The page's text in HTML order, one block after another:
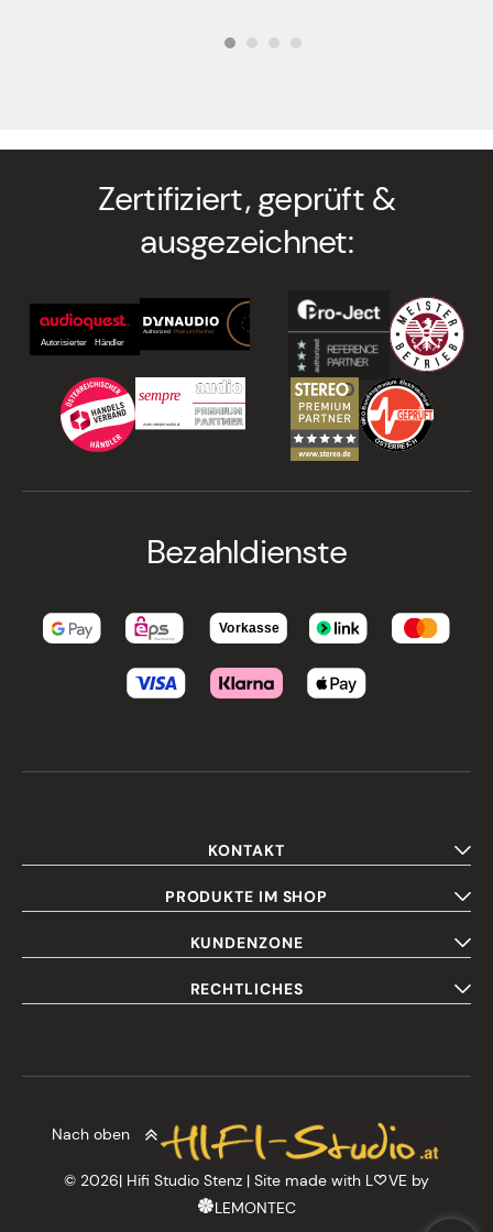
Zertifiziert, geprüft &
ausgezeichnet:
Bezahldienste
KONTAKT
PRODUKTE IM SHOP
KUNDENZONE
RECHTLICHES
Nach oben
© 2026| Hifi Studio Stenz | Site made with L
VE by
LEMONTEC